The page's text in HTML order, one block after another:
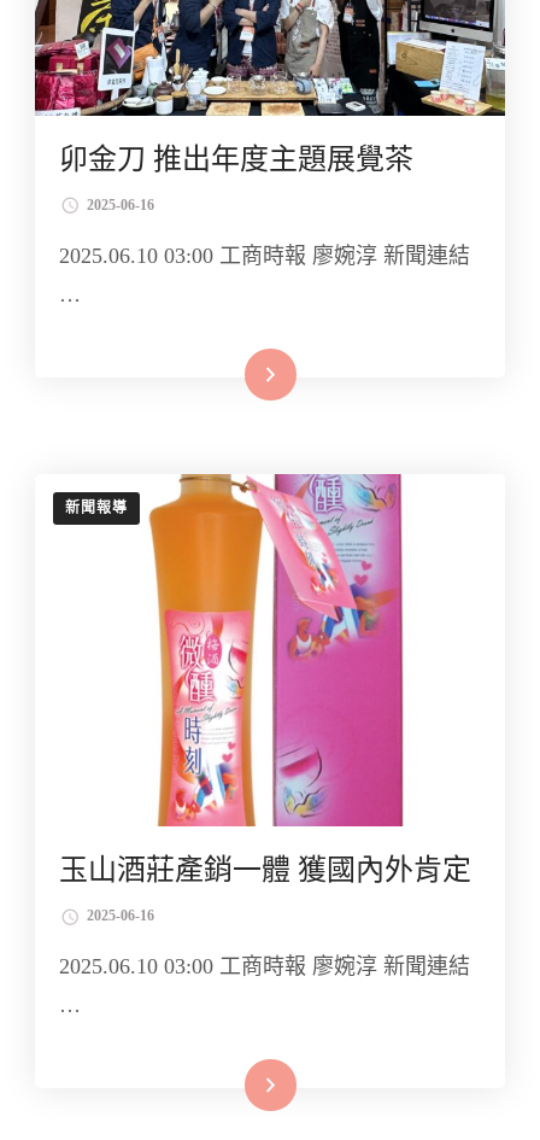
卯金刀 推出年度主題展覺茶
2025-06-16
2025.06.10 03:00 工商時報 廖婉淳 新聞連結
…
Read More
新聞報導
玉山酒莊產銷一體 獲國內外肯定
2025-06-16
2025.06.10 03:00 工商時報 廖婉淳 新聞連結
…
Read More